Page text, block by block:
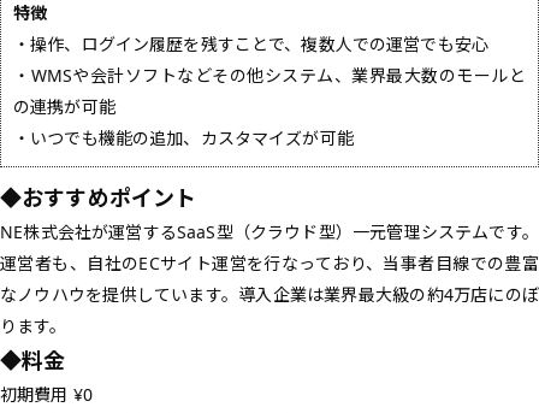
特徴
・操作、ログイン履歴を残すことで、複数人での運営でも安心
・WMSや会計ソフトなどその他システム、業界最大数のモールと
の連携が可能
・いつでも機能の追加、カスタマイズが可能
◆おすすめポイント
NE株式会社が運営するSaaS型（クラウド型）一元管理システムです。
運営者も、自社のECサイト運営を行なっており、当事者目線での豊富
なノウハウを提供しています。導入企業は業界最大級の約4万店にのぼ
ります。
◆料金
初期費用 ¥0